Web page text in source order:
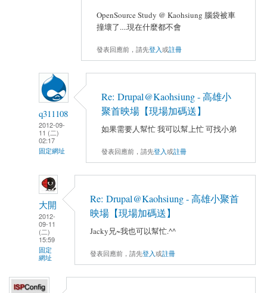
OpenSource Study @ Kaohsiung 腦袋被車
撞壞了....現在什麼都不會
發表回應前，請先登入或註冊
q311108
2012-09-
11 (二)
02:17
固定網址
Re: Drupal@Kaohsiung - 高雄小
聚首映場【現場加碼送】
如果需要人幫忙 我可以幫上忙 可找小弟
發表回應前，請先登入或註冊
大開
2012-
09-11
(二)
15:59
固定
網址
Re: Drupal@Kaohsiung - 高雄小聚首
映場【現場加碼送】
Jacky兄~我也可以幫忙.^^
發表回應前，請先登入或註冊